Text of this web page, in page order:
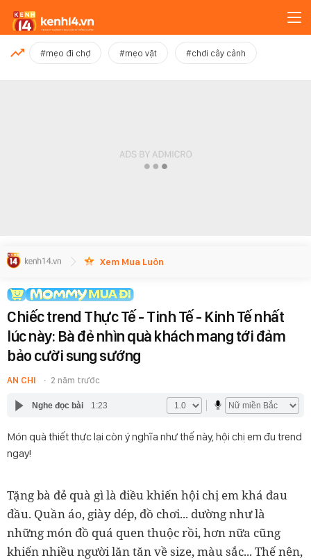
MỚI NHẤT
#mẹo đi chợ #mẹo vặt #chơi cây cảnh
Xem Mua Luôn
Chiếc trend Thực Tế - Tinh Tế - Kinh Tế nhất
lúc này: Bà đẻ nhìn quà khách mang tới đảm
bảo cười sung sướng
AN CHI 2 năm trước
Nghe đọc bài 1:23
Món quà thiết thực lại còn ý nghĩa như thế này, hội chị em đu trend
ngay!
Tặng bà đẻ quà gì là điều khiến hội chị em khá đau
đầu. Quần áo, giày dép, đồ chơi... dường như là
những món đồ quá quen thuộc rồi, hơn nữa cũng
khiến nhiều người lăn tăn về size, màu sắc... Thế nên,